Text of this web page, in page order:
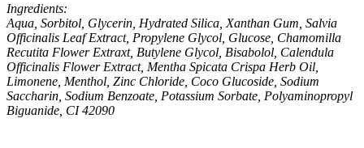
Ingredients:
Aqua, Sorbitol, Glycerin, Hydrated Silica, Xanthan Gum, Salvia
Officinalis Leaf Extract, Propylene Glycol, Glucose, Chamomilla
Recutita Flower Extraxt, Butylene Glycol, Bisabolol, Calendula
Officinalis Flower Extract, Mentha Spicata Crispa Herb Oil,
Limonene, Menthol, Zinc Chloride, Coco Glucoside, Sodium
Saccharin, Sodium Benzoate, Potassium Sorbate, Polyaminopropyl
Biguanide, CI 42090